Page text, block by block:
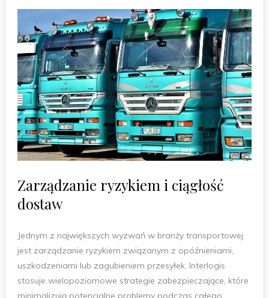
Zarządzanie ryzykiem i ciągłość
dostaw
Jednym z największych wyzwań w branży transportowej
jest zarządzanie ryzykiem związanym z opóźnieniami,
uszkodzeniami lub zagubieniem przesyłek. Interlogis
stosuje wielopoziomowe strategie zabezpieczające, które
minimalizują potencjalne problemy podczas całego